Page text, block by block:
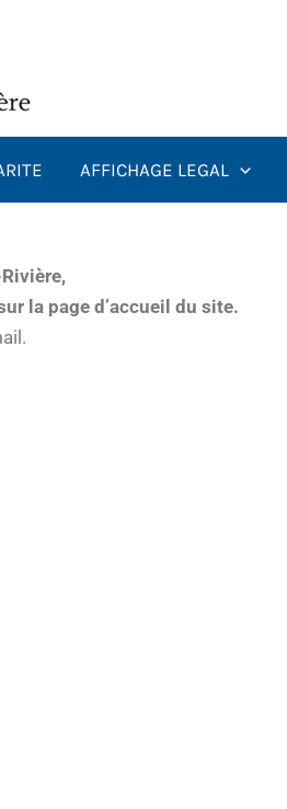
AFFICHAGE LEGAL
la page d’accueil du site.